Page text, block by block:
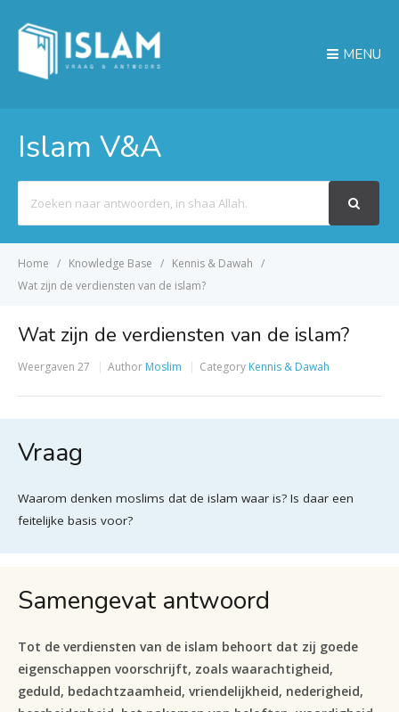
MENU
Islam V&A
For
Home Knowledge Base
Kennis & Dawah
Wat zijn de verdiensten van de islam?
Wat zijn de verdiensten van de islam?
Weergaven 27 Author Moslim Category Kennis & Dawah
Vraag
Waarom denken moslims dat de islam waar is? Is daar een
feitelijke basis voor?
Samengevat antwoord
Tot de verdiensten van de islam behoort dat zij goede
eigenschappen voorschrijft, zoals waarachtigheid,
geduld, bedachtzaamheid, vriendelijkheid, nederigheid,